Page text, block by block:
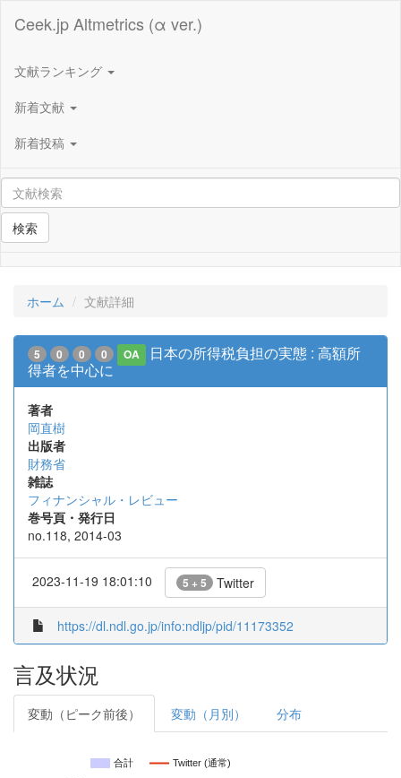
Ceek.jp Altmetrics (α ver.)
文献ランキング
新着文献
新着投稿
検索
ホーム 文献詳細
5 0 0 0 OA
日本の所得税負担の実態 : 高額所
得者を中心に
著者
岡直樹
出版者
財務省
雑誌
フィナンシャル・レビュー
巻号頁・発行日
no.118, 2014-03
2023-11-19 18:01:10 5 + 5 Twitter
https://dl.ndl.go.jp/info:ndljp/pid/11173352
言及状況
変動（ピーク前後） 変動（月別） 分布
合計 Twitter (通常)